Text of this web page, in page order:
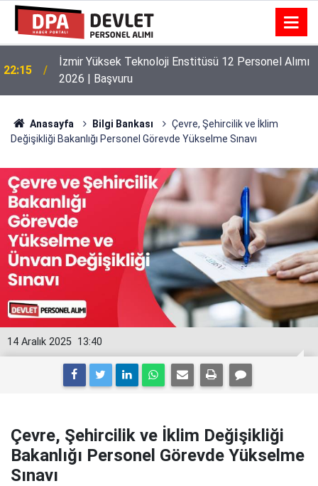
21:22
İnönü Üniversitesi 131 Personel Alımı 2026 |
Başvuru Rehberi
Anasayfa Bilgi Bankası
Çevre, Şehircilik ve İklim
Değişikliği Bakanlığı Personel Görevde Yükselme Sınavı
13:40
14 Aralık 2025
Çevre, Şehircilik ve İklim Değişikliği
Bakanlığı Personel Görevde Yükselme
Sınavı